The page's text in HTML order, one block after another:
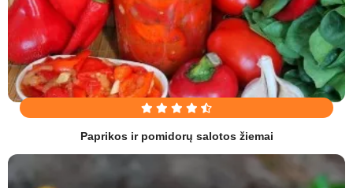
Paprikos ir pomidorų salotos žiemai